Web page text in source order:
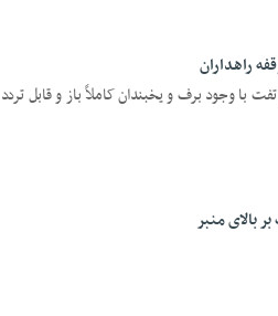
راهداران
با وجود برف و یخبندان کاملاً باز و قابل تردد
بالای منبر